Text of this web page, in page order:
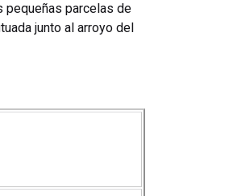
pequeñas parcelas de
junto al arroyo del